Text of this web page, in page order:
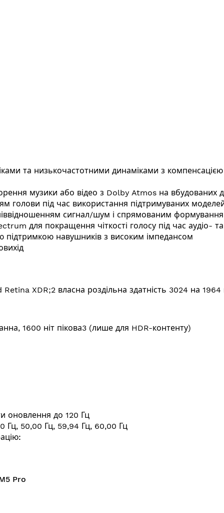
та низькочастотними динаміками з
музики або відео з Dolby Atmos на вбудованих
голови під час використання підтримуваних
сигнал/шум і спрямованим
для покращення чіткості голосу під час аудіо- та
навушників з високим імпедансом
XDR;2 власна роздільна здатність 3024 на
1600 ніт пікова3 (лише для HDR-контенту)
оновлення до 120 Гц
Гц, 50,00 Гц, 59,94 Гц, 60,00 Гц
Pro